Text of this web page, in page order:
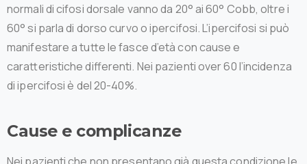
normali di cifosi dorsale vanno da 20° ai 60° Cobb, oltre i
60° si parla di dorso curvo o ipercifosi. L’ipercifosi si può
manifestare a tutte le fasce d’età con cause e
caratteristiche differenti. Nei pazienti over 60 l’incidenza
di ipercifosi è del 20-40%.
Cause e complicanze